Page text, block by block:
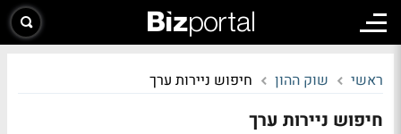
ראשי שוק ההון חיפוש ניירות ערך
חיפוש ניירות ערך